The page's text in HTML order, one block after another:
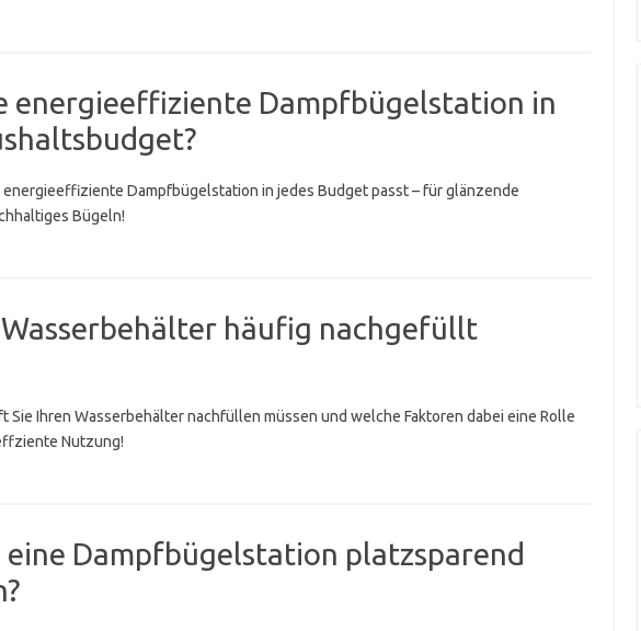
energieeffiziente Dampfbügelstation in
energieeffiziente Dampfbügelstation in jedes Budget passt – für glänzende
Bügeln!
Wasserbehälter häufig nachgefüllt
Sie Ihren Wasserbehälter nachfüllen müssen und welche Faktoren dabei eine Rolle
Nutzung!
eine Dampfbügelstation platzsparend